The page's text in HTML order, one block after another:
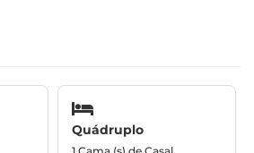
Quádruplo
1 Cama (s) de Casal